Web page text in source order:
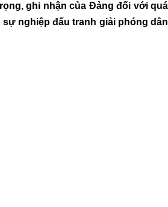
ghi nhận của Đảng đối với quá
nghiệp đấu tranh giải phóng dân